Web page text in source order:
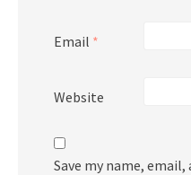
Email *
Website
Save my name,